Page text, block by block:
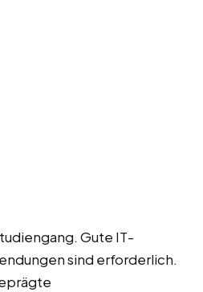
Gute IT-
sind erforderlich.